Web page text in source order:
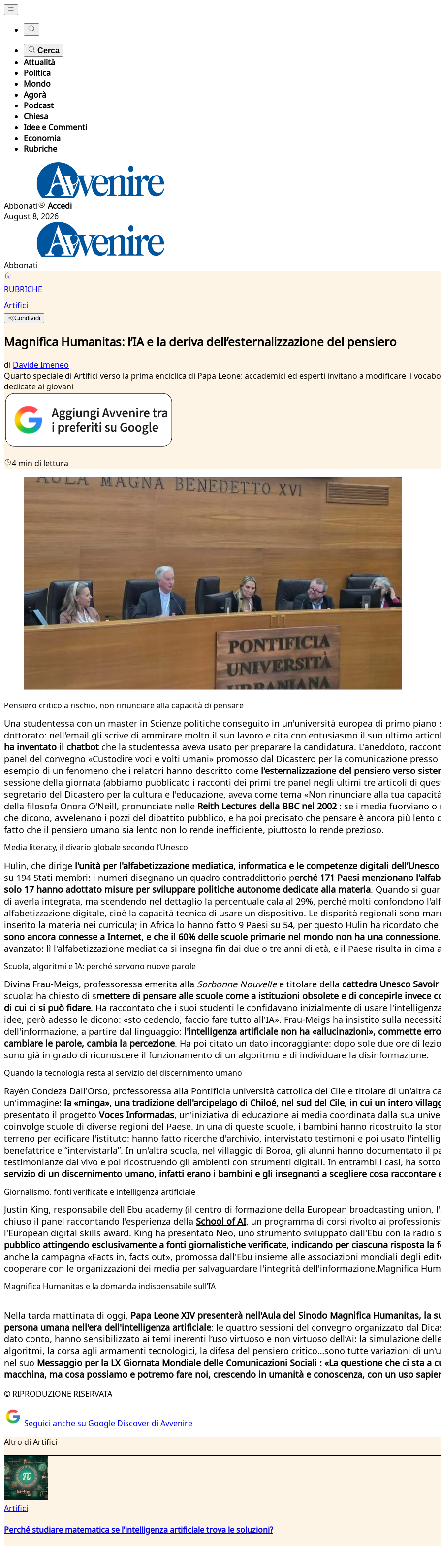
Cerca
Attualità
Politica
Mondo
Agorà
Podcast
Chiesa
Idee e Commenti
Economia
Rubriche
Abbonati
Accedi
August 8, 2026
Abbonati
RUBRICHE
Artifici
Condividi
Magnifica Humanitas: l’IA e la deriva dell’esternalizzazione del pensiero
di Davide Imeneo
Quarto speciale di Artifici verso la prima enciclica di Papa Leone: accademici ed esperti invitano a modificare il
dedicate ai giovani
4 min di lettura
Pensiero critico a rischio, non rinunciare alla capacità di pensare
Una studentessa con un master in Scienze politiche conseguito in un'università europea di primo
dottorato: nell'email gli scrive di ammirare molto il suo lavoro e cita con entusiasmo il suo ultimo
ha inventato il chatbot che la studentessa aveva usato per preparare la candidatura. L'aneddoto,
panel del convegno «Custodire voci e volti umani» promosso dal Dicastero per la comunicazione
esempio di un fenomeno che i relatori hanno descritto come l'esternalizzazione del pensiero verso
sessione della giornata (abbiamo pubblicato i racconti dei primi tre panel negli ultimi tre articoli di
segretario del Dicastero per la cultura e l'educazione, aveva come tema «Non rinunciare alla tua
della filosofa Onora O'Neill, pronunciate nelle Reith Lectures della BBC nel 2002 : se i media fuorviano
che dicono, avvelenano i pozzi del dibattito pubblico, e ha poi precisato che pensare è ancora più
fatto che il pensiero umano sia lento non lo rende inefficiente, piuttosto lo rende prezioso.
Media literacy, il divario globale secondo l’Unesco
Hulin, che dirige l'unità per l'alfabetizzazione mediatica, informatica e le competenze digitali dell’Unesco
su 194 Stati membri: i numeri disegnano un quadro contraddittorio perché 171 Paesi menzionano
solo 17 hanno adottato misure per sviluppare politiche autonome dedicate alla materia. Quando si
di averla integrata, ma scendendo nel dettaglio la percentuale cala al 29%, perché molti confondono
alfabetizzazione digitale, cioè la capacità tecnica di usare un dispositivo. Le disparità regionali sono
inserito la materia nei curricula; in Africa lo hanno fatto 9 Paesi su 54, per questo Hulin ha ricordato che
sono ancora connesse a Internet, e che il 60% delle scuole primarie nel mondo non ha una connessione
avanzato: lì l'alfabetizzazione mediatica si insegna fin dai due o tre anni di età, e il Paese risulta in
Scuola, algoritmi e IA: perché servono nuove parole
Divina Frau-Meigs, professoressa emerita alla Sorbonne Nouvellee titolare della cattedra Unesco
scuola: ha chiesto di smettere di pensare alle scuole come a istituzioni obsolete e di concepirle invece
di cui ci si può fidare. Ha raccontato che i suoi studenti le confidavano inizialmente di usare
idee, però adesso le dicono: «sto cedendo, faccio fare tutto all'IA». Frau-Meigs ha insistito sulla
dell'informazione, a partire dal linguaggio: l'intelligenza artificiale non ha «allucinazioni», commette
cambiare le parole, cambia la percezione. Ha poi citato un dato incoraggiante: dopo sole due ore di
sono già in grado di riconoscere il funzionamento di un algoritmo e di individuare la disinformazione.
Quando la tecnologia resta al servizio del discernimento umano
Rayén Condeza Dall'Orso, professoressa alla Pontificia università cattolica del Cile e titolare di un'altra
un'immagine: la «minga», una tradizione dell'arcipelago di Chiloé, nel sud del Cile, in cui un intero
presentato il progetto Voces Informadas, un'iniziativa di educazione ai media coordinata dalla sua
coinvolge scuole di diverse regioni del Paese. In una di queste scuole, i bambini hanno ricostruito la
terreno per edificare l'istituto: hanno fatto ricerche d'archivio, intervistato testimoni e poi usato
benefattrice e “intervistarla”. In un'altra scuola, nel villaggio di Boroa, gli alunni hanno documentato il
testimonianze dal vivo e poi ricostruendo gli ambienti con strumenti digitali. In entrambi i casi, ha
servizio di un discernimento umano, infatti erano i bambini e gli insegnanti a scegliere cosa raccontare
Giornalismo, fonti verificate e intelligenza artificiale
Justin King, responsabile dell'Ebu academy (il centro di formazione della European broadcasting
chiuso il panel raccontando l'esperienza della School of AI, un programma di corsi rivolto ai
l'European digital skills award. King ha presentato Neo, uno strumento sviluppato dall'Ebu con la radio
pubblico attingendo esclusivamente a fonti giornalistiche verificate, indicando per ciascuna risposta
anche la campagna «Facts in, facts out», promossa dall'Ebu insieme alle associazioni mondiali degli
cooperare con le organizzazioni dei media per salvaguardare l'integrità dell'informazione.Magnifica
Magnifica Humanitas e la domanda indispensabile sull’IA
Nella tarda mattinata di oggi, Papa Leone XIV presenterà nell'Aula del Sinodo Magnifica Humanitas, la
persona umana nell'era dell'intelligenza artificiale: le quattro sessioni del convegno organizzato dal
dato conto, hanno sensibilizzato ai temi inerenti l’uso virtuoso e non virtuoso dell’Ai: la simulazione
algoritmi, la corsa agli armamenti tecnologici, la difesa del pensiero critico…sono tutte variazioni di
nel suo Messaggio per la LX Giornata Mondiale delle Comunicazioni Sociali : «La questione che ci sta a
macchina, ma cosa possiamo e potremo fare noi, crescendo in umanità e conoscenza, con un uso
© RIPRODUZIONE RISERVATA
Seguici anche su Google Discover di Avvenire
Altro di Artifici
Artifici
Perché studiare matematica se l’intelligenza artificiale trova le soluzioni?